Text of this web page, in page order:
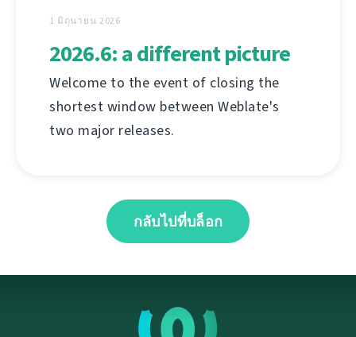
1 มิถุนายน 2026
2026.6: a different picture
Welcome to the event of closing the
shortest window between Weblate's
two major releases.
กลับไปที่บล็อก